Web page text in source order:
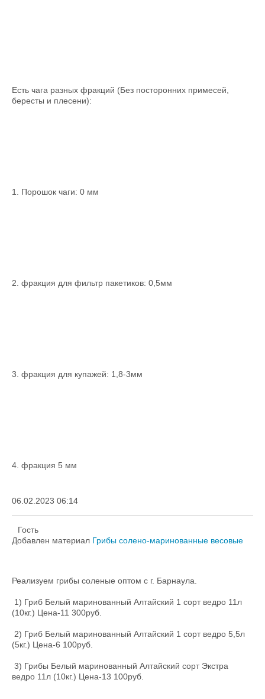
Есть чага разных фракций (Без посторонних примесей,
бересты и плесени):
1. Порошок чаги: 0 мм
2. фракция для фильтр пакетиков: 0,5мм
3. фракция для купажей: 1,8-3мм
4. фракция 5 мм
06.02.2023 06:14
Гость
Добавлен материал Грибы солено-маринованные весовые
Реализуем грибы соленые оптом с г. Барнаула.
1) Гриб Белый маринованный Алтайский 1 сорт ведро 11л
(10кг.) Цена-11 300руб.
2) Гриб Белый маринованный Алтайский 1 сорт ведро 5,5л
(5кг.) Цена-6 100руб.
3) Грибы Белый маринованный Алтайский сорт Экстра
ведро 11л (10кг.) Цена-13 100руб.